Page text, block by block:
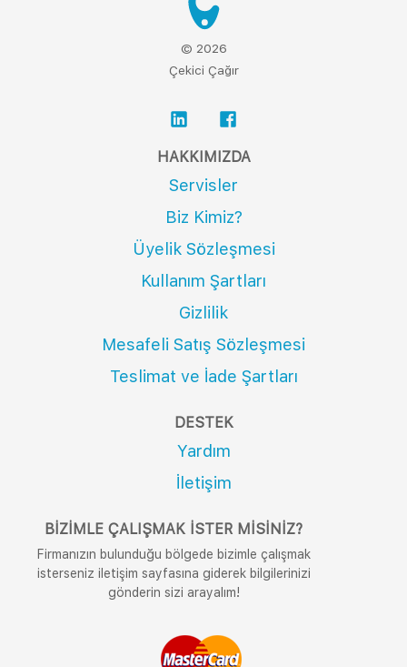
© 2026
Çekici Çağır
HAKKIMIZDA
Servisler
Biz Kimiz?
Üyelik Sözleşmesi
Kullanım Şartları
Gizlilik
Mesafeli Satış Sözleşmesi
Teslimat ve İade Şartları
DESTEK
Yardım
İletişim
BIZIMLE ÇALIŞMAK İSTER MISINIZ?
Firmanızın bulunduğu bölgede bizimle çalışmak
isterseniz iletişim sayfasına giderek bilgilerinizi
gönderin sizi arayalım!